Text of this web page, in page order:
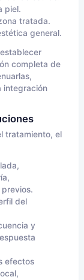
piel.
tratada.
general.
completa de
integración
tratamiento, el
del
y
efectos